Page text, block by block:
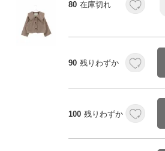
80 在庫切れ
90 残りわずか
100 残りわずか